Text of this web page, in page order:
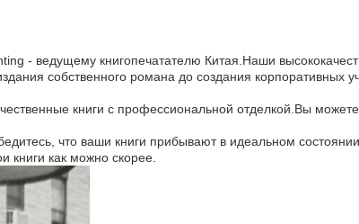
- ведущему книгопечатателю Китая.Наши
собственного романа до создания корпоративных
книги с профессиональной отделкой.Вы
что ваши книги прибывают в идеальном
книги как можно скорее.